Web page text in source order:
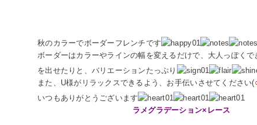
秋のカラーでボーダーフレンチです
ボーダーはカラーやラインの幅を変えるだけで、大人っぽくで
を出せたりと、バリエーションたっぷり
また、U様がリラックスできるよう、お手伝いさせてください(
いつもありがとうございます
ラメグラデーション×レース